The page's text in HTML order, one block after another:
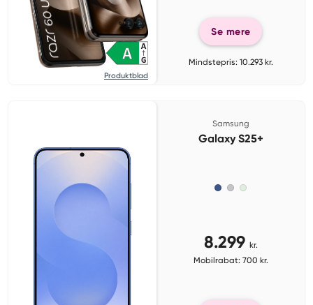
Produktblad
Se mere
Mindstepris: 10.293 kr.
Samsung
Galaxy S25+
8.299 kr.
Mobilrabat: 700 kr.